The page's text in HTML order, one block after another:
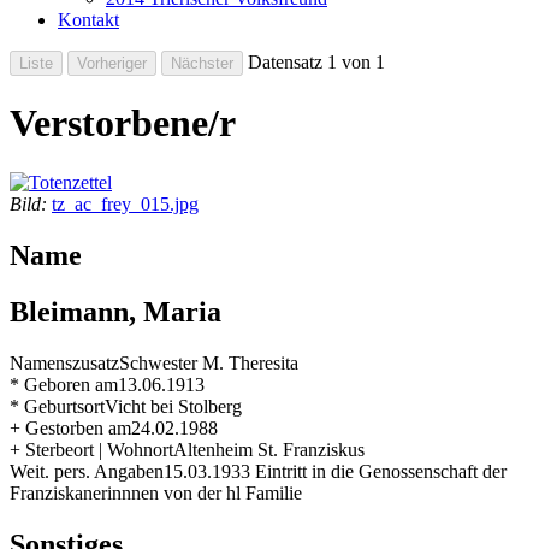
Kontakt
Datensatz 1 von 1
Verstorbene/r
Bild: tz_ac_frey_015.jpg
Name
Bleimann, Maria
NamenszusatzSchwester M. Theresita
* Geboren am13.06.1913
* GeburtsortVicht bei Stolberg
+ Gestorben am24.02.1988
+ Sterbeort | WohnortAltenheim St. Franziskus
Weit. pers. Angaben15.03.1933 Eintritt in die Genossenschaft der
Franziskanerinnnen von der hl Familie